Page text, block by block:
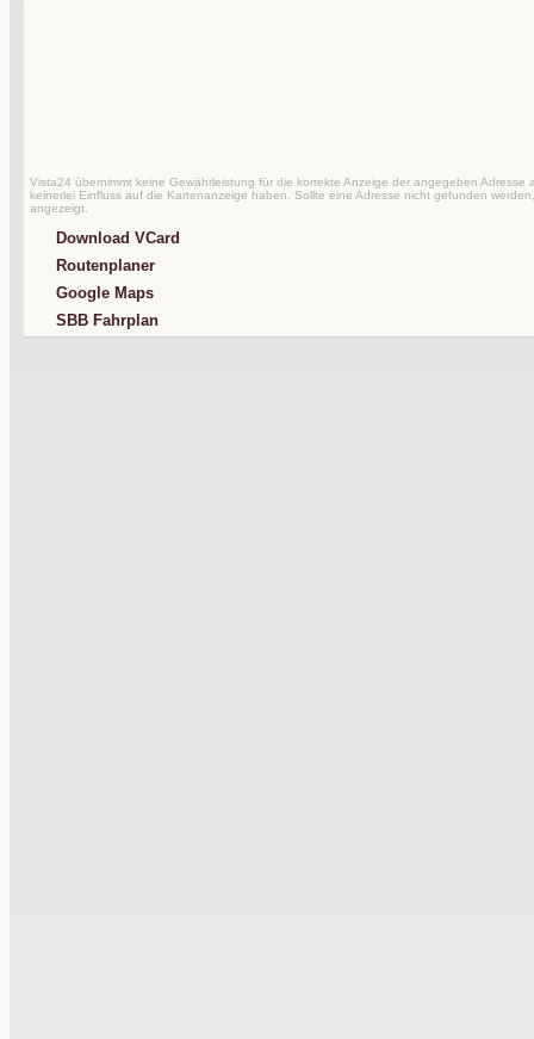
Vista24 übernimmt keine Gewährleistung für die korrekte Anzeige der angegeben Adresse
keinerlei Einfluss auf die Kartenanzeige haben. Sollte eine Adresse nicht gefunden
angezeigt.
Download VCard
Routenplaner
Google Maps
SBB Fahrplan